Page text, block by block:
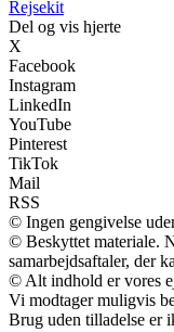
Rejsekit
Del og vis hjerte
X
Facebook
Instagram
LinkedIn
YouTube
Pinterest
TikTok
Mail
RSS
© Ingen gengivelse
© Beskyttet materiale.
samarbejdsaftaler, der
© Alt indhold er vores
Vi modtager muligvis
Brug uden tilladelse er